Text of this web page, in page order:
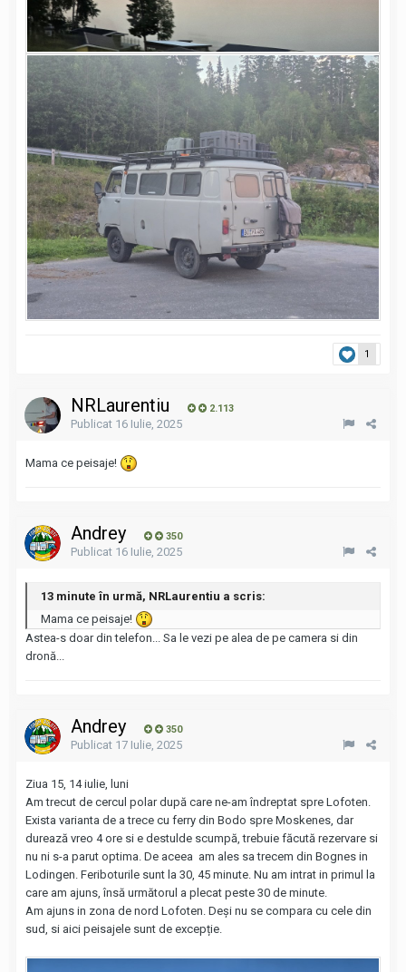
1
NRLaurentiu 2.113
Publicat 16 Iulie, 2025
Mama ce peisaje!
Andrey 350
Publicat 16 Iulie, 2025
13 minute în urmă, NRLaurentiu a scris:
Mama ce peisaje!
Astea-s doar din telefon... Sa le vezi pe alea de pe camera si din
dronă...
Andrey 350
Publicat 17 Iulie, 2025
Ziua 15, 14 iulie, luni
Am trecut de cercul polar după care ne-am îndreptat spre Lofoten.
Exista varianta de a trece cu ferry din Bodo spre Moskenes, dar
durează vreo 4 ore si e destulde scumpă, trebuie făcută rezervare si
nu ni s-a parut optima. De aceea am ales sa trecem din Bognes in
Lodingen. Feriboturile sunt la 30, 45 minute. Nu am intrat in primul la
care am ajuns, însă următorul a plecat peste 30 de minute.
Am ajuns in zona de nord Lofoten. Deși nu se compara cu cele din
sud, si aici peisajele sunt de excepție.